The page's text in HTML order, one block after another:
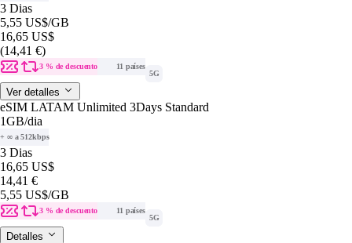
3 Dias
5,55 US$/GB
16,65 US$
(14,41 €)
3 % de descuento
11 países
5G
Ver detalles
eSIM LATAM Unlimited 3Days Standard
1GB/dia
+ ∞ a 512kbps
3 Dias
16,65 US$
14,41 €
5,55 US$/GB
3 % de descuento
11 países
5G
Detalles